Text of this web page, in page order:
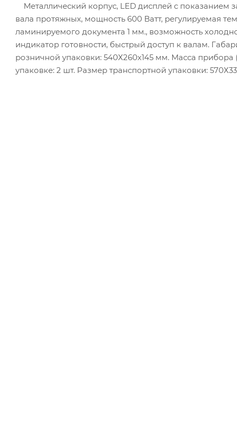
Металлический корпус, LED дисплей с показанием
вала протяжных, мощность 600 Ватт, регулируемая
ламинируемого документа 1 мм., возможность
индикатор готовности, быстрый доступ к валам.
розничной упаковки: 540Х260х145 мм. Масса
упаковке: 2 шт. Размер транспортной упаковки: